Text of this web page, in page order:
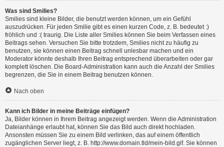
Was sind Smilies?
Smilies sind kleine Bilder, die benutzt werden können, um ein Gefühl
auszudrücken. Für jeden Smilie gibt es einen kurzen Code, z. B. bedeutet :)
fröhlich und :( traurig. Die Liste aller Smilies können Sie beim Verfassen eines
Beitrags sehen. Versuchen Sie bitte trotzdem, Smilies nicht zu häufig zu
benutzen, sie können einen Beitrag schnell unlesbar machen und ein
Moderator könnte deshalb Ihren Beitrag entsprechend überarbeiten oder gar
komplett löschen. Die Board-Administration kann auch die Anzahl der Smilies
begrenzen, die Sie in einem Beitrag benutzen können.
Nach oben
Kann ich Bilder in meine Beiträge einfügen?
Ja, Bilder können in Ihrem Beitrag angezeigt werden. Wenn die Administration
Dateianhänge erlaubt hat, können Sie das Bild auch direkt hochladen.
Ansonsten müssen Sie zu einem Bild verlinken, das auf einem öffentlich
zugänglichen Server liegt, z. B. http://www.domain.tld/mein-bild.gif. Sie können